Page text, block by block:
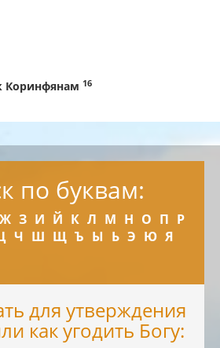
Коринфянам 16
по буквам:
Ж З И Й К Л М Н О П Р
Ч Ш Щ Ъ Ы Ь Э Ю Я
для утверждения
как угодить Богу: